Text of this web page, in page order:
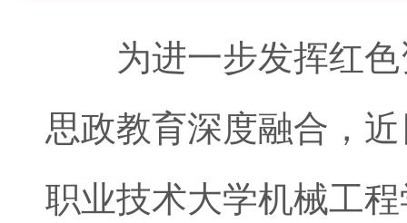
为进一步发挥红色
思政教育深度融合，
职业技术大学机械工